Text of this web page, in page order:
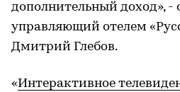
дополнительный доход», -
управляющий отелем
Дмитрий Глебов.
«Интерактивное